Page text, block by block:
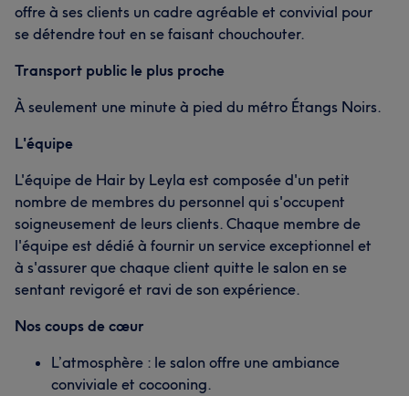
offre à ses clients un cadre agréable et convivial pour
se détendre tout en se faisant chouchouter.
Transport public le plus proche
À seulement une minute à pied du métro Étangs Noirs.
L'équipe
L'équipe de Hair by Leyla est composée d'un petit
nombre de membres du personnel qui s'occupent
soigneusement de leurs clients. Chaque membre de
l'équipe est dédié à fournir un service exceptionnel et
à s'assurer que chaque client quitte le salon en se
sentant revigoré et ravi de son expérience.
Nos coups de cœur
L’atmosphère : le salon offre une ambiance
conviviale et cocooning.